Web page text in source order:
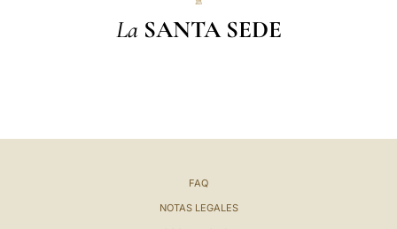
La SANTA SEDE
FAQ
NOTAS LEGALES